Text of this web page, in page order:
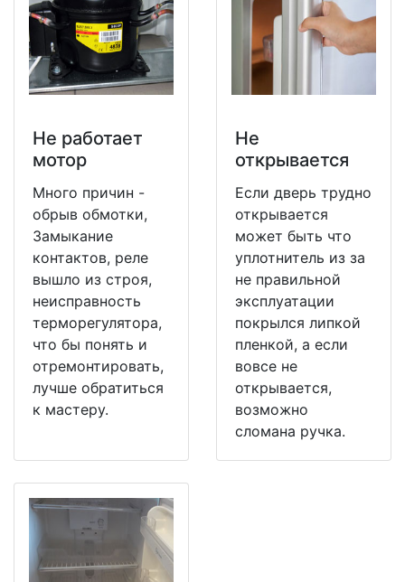
Не работает
мотор
Много причин -
обрыв обмотки,
Замыкание
контактов, реле
вышло из строя,
неисправность
терморегулятора,
что бы понять и
отремонтировать,
лучше обратиться
к мастеру.
Не
открывается
Если дверь трудно
открывается
может быть что
уплотнитель из за
не правильной
эксплуатации
покрылся липкой
пленкой, а если
вовсе не
открывается,
возможно
сломана ручка.